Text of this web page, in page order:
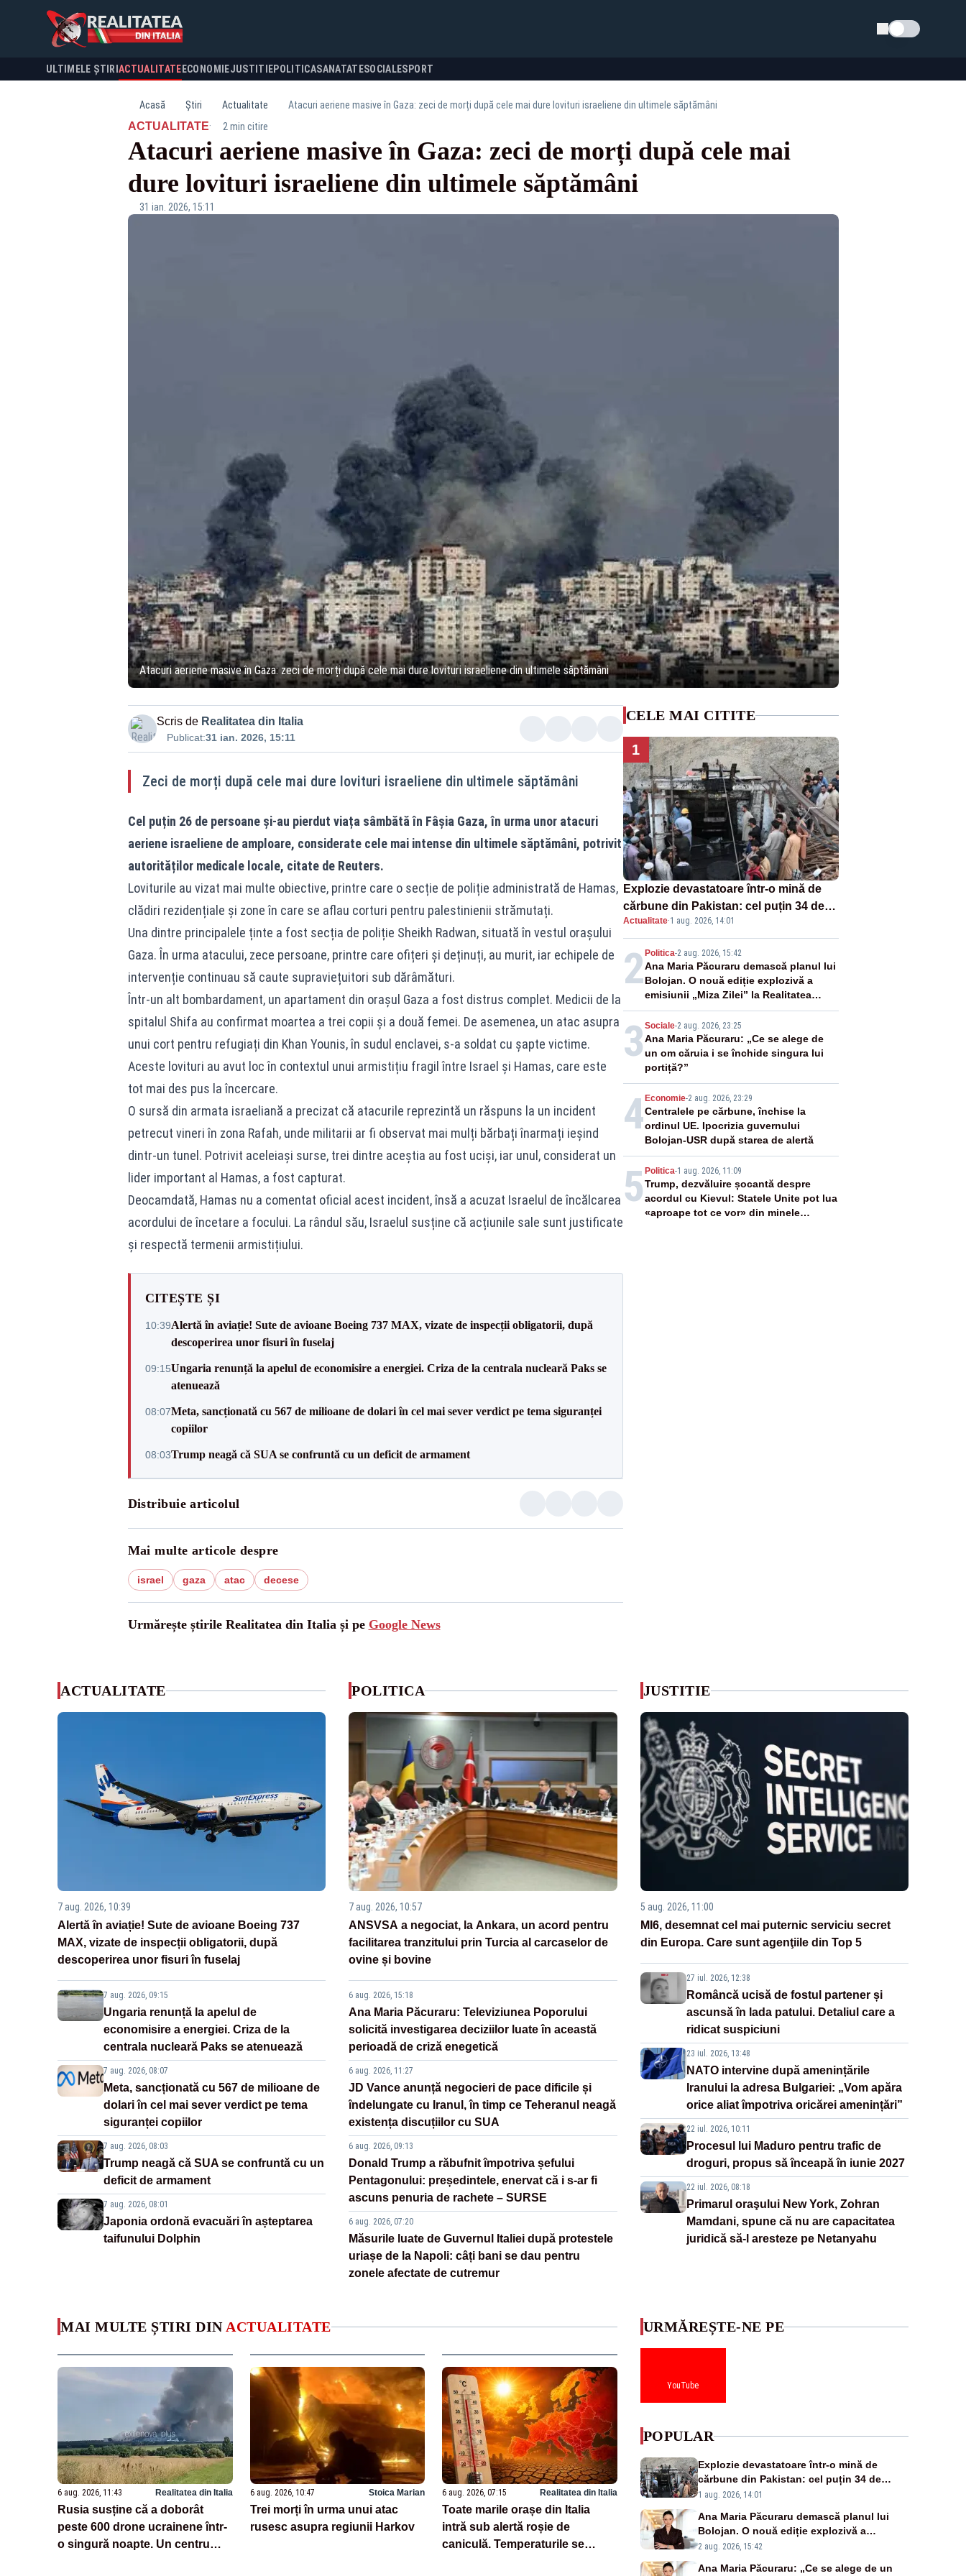
Schimba tema
ULTIMELE ȘTIRI ACTUALITATE ECONOMIEJUSTITIEPOLITICASANATATESOCIALESPORT
Acasă Știri Actualitate Atacuri aeriene masive în Gaza: zeci de morți după cele mai dure lovituri israeliene din ultimele săptămâni
ACTUALITATE· 2 min citire
Atacuri aeriene masive în Gaza: zeci de morți după cele mai
dure lovituri israeliene din ultimele săptămâni
31 ian. 2026, 15:11
Atacuri aeriene masive în Gaza: zeci de morți după cele mai dure lovituri israeliene din ultimele săptămâni
Scris de Realitatea din Italia
Publicat:31 ian. 2026, 15:11
Zeci de morți după cele mai dure lovituri israeliene din ultimele săptămâni
Cel puțin 26 de persoane și-au pierdut viața sâmbătă în Fâșia Gaza, în urma unor atacuri
aeriene israeliene de amploare, considerate cele mai intense din ultimele săptămâni, potrivit
autorităților medicale locale, citate de Reuters.
Loviturile au vizat mai multe obiective, printre care o secție de poliție administrată de Hamas,
clădiri rezidențiale și zone în care se aflau corturi pentru palestinienii strămutați.
Una dintre principalele ținte a fost secția de poliție Sheikh Radwan, situată în vestul orașului
Gaza. În urma atacului, zece persoane, printre care ofițeri și deținuți, au murit, iar echipele de
intervenție continuau să caute supraviețuitori sub dărâmături.
Într-un alt bombardament, un apartament din orașul Gaza a fost distrus complet. Medicii de la
spitalul Shifa au confirmat moartea a trei copii și a două femei. De asemenea, un atac asupra
unui cort pentru refugiați din Khan Younis, în sudul enclavei, s-a soldat cu șapte victime.
Aceste lovituri au avut loc în contextul unui armistițiu fragil între Israel și Hamas, care este
tot mai des pus la încercare.
O sursă din armata israeliană a precizat că atacurile reprezintă un răspuns la un incident
petrecut vineri în zona Rafah, unde militarii ar fi observat mai mulți bărbați înarmați ieșind
dintr-un tunel. Potrivit aceleiași surse, trei dintre aceștia au fost uciși, iar unul, considerat un
lider important al Hamas, a fost capturat.
Deocamdată, Hamas nu a comentat oficial acest incident, însă a acuzat Israelul de încălcarea
acordului de încetare a focului. La rândul său, Israelul susține că acțiunile sale sunt justificate
și respectă termenii armistițiului.
CITEȘTE ȘI
10:39Alertă în aviație! Sute de avioane Boeing 737 MAX, vizate de inspecții obligatorii, după
descoperirea unor fisuri în fuselaj
09:15Ungaria renunță la apelul de economisire a energiei. Criza de la centrala nucleară Paks se
atenuează
08:07Meta, sancționată cu 567 de milioane de dolari în cel mai sever verdict pe tema siguranței
copiilor
08:03Trump neagă că SUA se confruntă cu un deficit de armament
Distribuie articolul
Mai multe articole despre
israel gaza atac decese
Urmărește știrile Realitatea din Italia și pe Google News
CELE MAI CITITE
1
Explozie devastatoare într-o mină de
cărbune din Pakistan: cel puțin 34 de
morți - VIDEO
Actualitate·1 aug. 2026, 14:01
2 Politica-2 aug. 2026, 15:42
Ana Maria Păcuraru demască planul lui
Bolojan. O nouă ediție explozivă a
emisiunii „Miza Zilei” la Realitatea
PLUS
3 Sociale-2 aug. 2026, 23:25
Ana Maria Păcuraru: „Ce se alege de
un om căruia i se închide singura lui
portiță?”
4 Economie-2 aug. 2026, 23:29
Centralele pe cărbune, închise la
ordinul UE. Ipocrizia guvernului
Bolojan-USR după starea de alertă
5 Politica-1 aug. 2026, 11:09
Trump, dezvăluire șocantă despre
acordul cu Kievul: Statele Unite pot lua
«aproape tot ce vor» din minele
ACTUALITATE
7 aug. 2026, 10:39
Alertă în aviație! Sute de avioane Boeing 737
MAX, vizate de inspecții obligatorii, după
descoperirea unor fisuri în fuselaj
7 aug. 2026, 09:15
Ungaria renunță la apelul de
economisire a energiei. Criza de la
centrala nucleară Paks se atenuează
7 aug. 2026, 08:07
Meta, sancționată cu 567 de milioane de
dolari în cel mai sever verdict pe tema
siguranței copiilor
7 aug. 2026, 08:03
Trump neagă că SUA se confruntă cu un
deficit de armament
7 aug. 2026, 08:01
Japonia ordonă evacuări în așteptarea
taifunului Dolphin
POLITICA
7 aug. 2026, 10:57
ANSVSA a negociat, la Ankara, un acord pentru
facilitarea tranzitului prin Turcia al carcaselor de
ovine și bovine
6 aug. 2026, 15:18
Ana Maria Păcuraru: Televiziunea Poporului
solicită investigarea deciziilor luate în această
perioadă de criză enegetică
6 aug. 2026, 11:27
JD Vance anunță negocieri de pace dificile și
îndelungate cu Iranul, în timp ce Teheranul neagă
existența discuțiilor cu SUA
6 aug. 2026, 09:13
Donald Trump a răbufnit împotriva șefului
Pentagonului: președintele, enervat că i s-ar fi
ascuns penuria de rachete – SURSE
6 aug. 2026, 07:20
Măsurile luate de Guvernul Italiei după protestele
uriașe de la Napoli: câți bani se dau pentru
zonele afectate de cutremur
JUSTITIE
5 aug. 2026, 11:00
MI6, desemnat cel mai puternic serviciu secret
din Europa. Care sunt agenţiile din Top 5
27 iul. 2026, 12:38
Româncă ucisă de fostul partener și
ascunsă în lada patului. Detaliul care a
ridicat suspiciuni
23 iul. 2026, 13:48
NATO intervine după amenințările
Iranului la adresa Bulgariei: „Vom apăra
orice aliat împotriva oricărei amenințări”
22 iul. 2026, 10:11
Procesul lui Maduro pentru trafic de
droguri, propus să înceapă în iunie 2027
22 iul. 2026, 08:18
Primarul oraşului New York, Zohran
Mamdani, spune că nu are capacitatea
juridică să-l aresteze pe Netanyahu
MAI MULTE ȘTIRI DIN ACTUALITATE
6 aug. 2026, 11:43 Realitatea din Italia
Rusia susține că a doborât
peste 600 drone ucrainene într-
o singură noapte. Un centru
6 aug. 2026, 10:47 Stoica Marian
Trei morți în urma unui atac
rusesc asupra regiunii Harkov
6 aug. 2026, 07:15 Realitatea din Italia
Toate marile orașe din Italia
intră sub alertă roșie de
caniculă. Temperaturile se
URMĂREȘTE-NE PE
YouTube
POPULAR
Explozie devastatoare într-o mină de
cărbune din Pakistan: cel puțin 34 de
morți - VIDEO
1 aug. 2026, 14:01
Ana Maria Păcuraru demască planul lui
Bolojan. O nouă ediție explozivă a
emisiunii „Miza Zilei” la Realitatea PLUS
2 aug. 2026, 15:42
Ana Maria Păcuraru: „Ce se alege de un